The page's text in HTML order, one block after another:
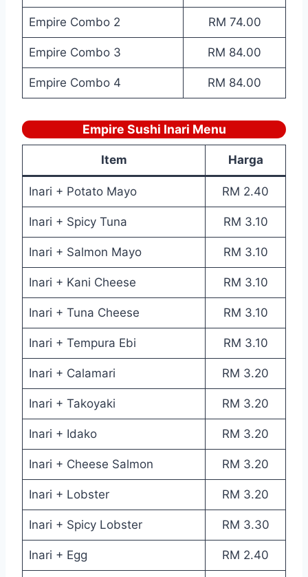
Empire Combo 2 RM 74.00
Empire Combo 3 RM 84.00
Empire Combo 4 RM 84.00
Empire Sushi Inari Menu
Item Harga
Inari + Potato Mayo RM 2.40
Inari + Spicy Tuna RM 3.10
Inari + Salmon Mayo RM 3.10
Inari + Kani Cheese RM 3.10
Inari + Tuna Cheese RM 3.10
Inari + Tempura Ebi RM 3.10
Inari + Calamari RM 3.20
Inari + Takoyaki RM 3.20
Inari + Idako RM 3.20
Inari + Cheese Salmon RM 3.20
Inari + Lobster RM 3.20
Inari + Spicy Lobster RM 3.30
Inari + Egg RM 2.40